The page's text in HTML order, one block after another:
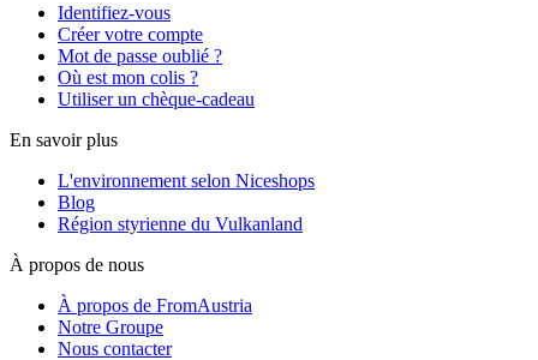
Identifiez-vous
Créer votre compte
Mot de passe oublié ?
Où est mon colis ?
Utiliser un chèque-cadeau
En savoir plus
L'environnement selon Niceshops
Blog
Région styrienne du Vulkanland
À propos de nous
À propos de FromAustria
Notre Groupe
Nous contacter